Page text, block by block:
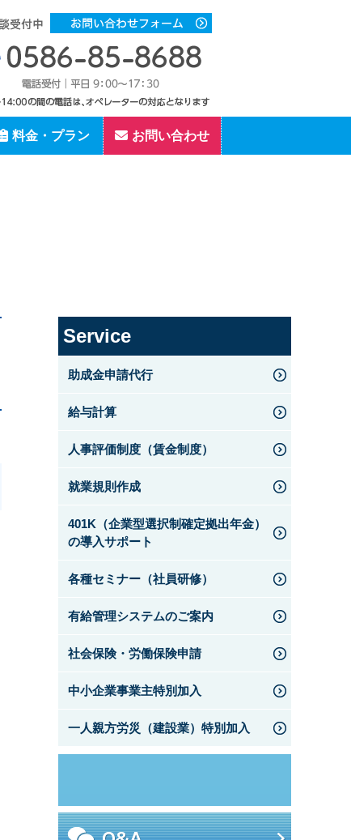
料金・プラン お問い合わせ
Service
助成金申請代行
給与計算
人事評価制度（賃金制度）
就業規則作成
401K（企業型選択制確定拠出年金）
の導入サポート
各種セミナー（社員研修）
有給管理システムのご案内
社会保険・労働保険申請
中小企業事業主特別加入
一人親方労災（建設業）特別加入